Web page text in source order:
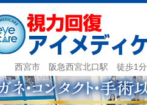
西宮市 阪急西宮北口駅 徒歩1分